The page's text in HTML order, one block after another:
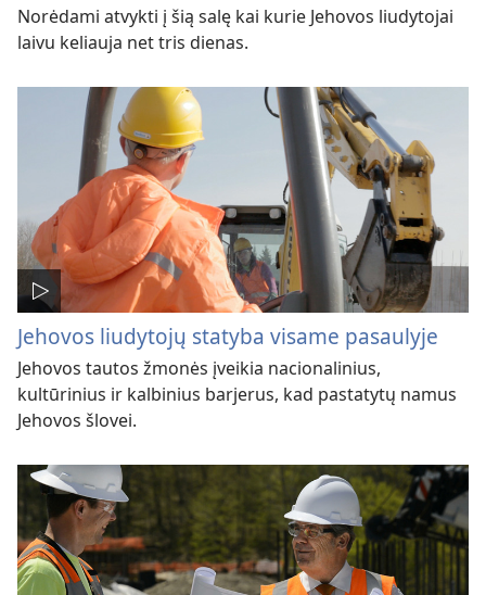
Norėdami atvykti į šią salę kai kurie Jehovos liudytojai
laivu keliauja net tris dienas.
Jehovos liudytojų statyba visame pasaulyje
Jehovos tautos žmonės įveikia nacionalinius,
kultūrinius ir kalbinius barjerus, kad pastatytų namus
Jehovos šlovei.